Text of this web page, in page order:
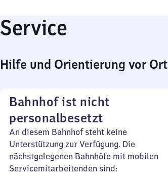
Service
Hilfe und Orientierung vor Ort
Bahnhof ist nicht
personalbesetzt
An diesem Bahnhof steht keine
Unterstützung zur Verfügung. Die
nächstgelegenen Bahnhöfe mit mobilen
Servicemitarbeitenden sind: